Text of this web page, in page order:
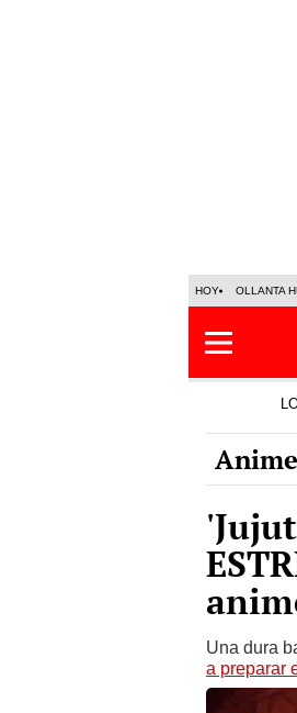
HOY OLLANTA
Una dura
a preparar